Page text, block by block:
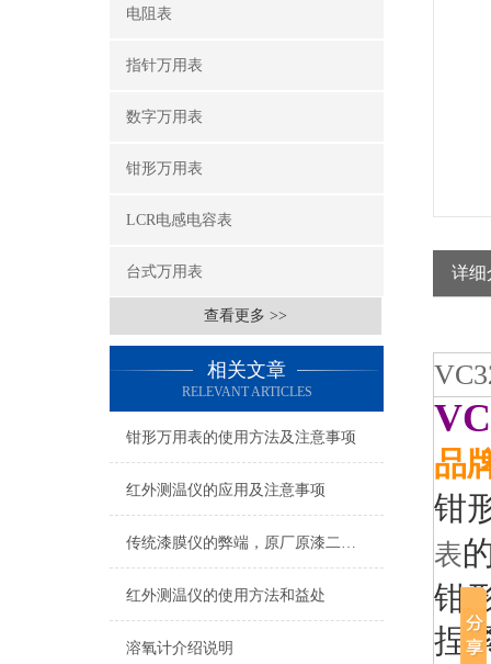
电阻表
指针万用表
数字万用表
钳形万用表
LCR电感电容表
台式万用表
查看更多 >>
相关文章
RELEVANT ARTICLES
钳形万用表的使用方法及注意事项
红外测温仪的应用及注意事项
传统漆膜仪的弊端，原厂原漆二手车未必是真
红外测温仪的使用方法和益处
溶氧计介绍说明
详细
品
钳
表
钳
捏